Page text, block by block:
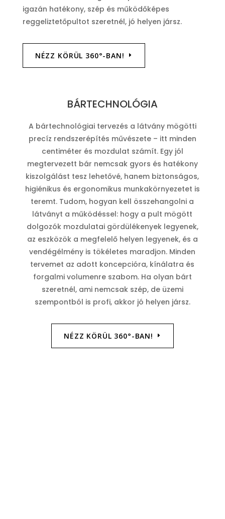
igazán hatékony, szép és működőképes
reggeliztetőpultot szeretnél, jó helyen jársz.
NÉZZ KÖRÜL 360°-BAN!
BÁRTECHNOLÓGIA
A bártechnológiai tervezés a látvány mögötti
precíz rendszerépítés művészete – itt minden
centiméter és mozdulat számít. Egy jól
megtervezett bár nemcsak gyors és hatékony
kiszolgálást tesz lehetővé, hanem biztonságos,
higiénikus és ergonomikus munkakörnyezetet is
teremt. Tudom, hogyan kell összehangolni a
látványt a működéssel: hogy a pult mögött
dolgozók mozdulatai gördülékenyek legyenek,
az eszközök a megfelelő helyen legyenek, és a
vendégélmény is tökéletes maradjon. Minden
tervemet az adott koncepcióra, kínálatra és
forgalmi volumenre szabom. Ha olyan bárt
szeretnél, ami nemcsak szép, de üzemi
szempontból is profi, akkor jó helyen jársz.
NÉZZ KÖRÜL 360°-BAN!